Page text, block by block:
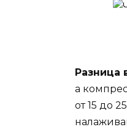
Разница
а
от 15 до